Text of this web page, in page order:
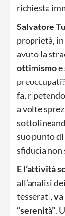
richiesta
Salvatore
proprietà, in
avuto la
ottimismoe
fa,
a volte
suo punto
sfiducia non
E l’attività
all’analisi
tesserati,va
“serenità”.